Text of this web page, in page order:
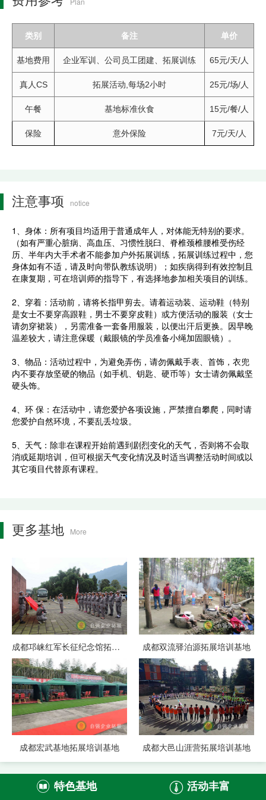
类别 备注 单价
基地费用 企业军训、公司员工团建、拓展训练 65元/天/人
真人CS 拓展活动,每场2小时 25元/场/人
午餐 基地标准伙食 15元/餐/人
保险 意外保险 7元/天/人
注意事项 notice
1、身体：所有项目均适用于普通成年人，对体能无特别的要求。
（如有严重心脏病、高血压、习惯性脱臼、脊椎颈椎腰椎受伤经
历、半年内大手术者不能参加户外拓展训练，拓展训练过程中，您
身体如有不适，请及时向带队教练说明）；如疾病得到有效控制且
在康复期，可在培训师的指导下，有选择地参加相关项目的训练。
2、穿着：活动前，请将长指甲剪去。请着运动装、运动鞋（特别
是女士不要穿高跟鞋，男士不要穿皮鞋）或方便活动的服装（女士
请勿穿裙装），另需准备一套备用服装，以便出汗后更换。因早晚
温差较大，请注意保暖（戴眼镜的学员准备小绳加固眼镜）。
3、物品：活动过程中，为避免弄伤，请勿佩戴手表、首饰，衣兜
内不要存放坚硬的物品（如手机、钥匙、硬币等）女士请勿佩戴坚
硬头饰。
4、环 保：在活动中，请您爱护各项设施，严禁擅自攀爬，同时请
您爱护自然环境，不要乱丢垃圾。
5、天气：除非在课程开始前遇到剧烈变化的天气，否则将不会取
消或延期培训，但可根据天气变化情况及时适当调整活动时间或以
其它项目代替原有课程。
更多基地 More
成都邛崃红军长征纪念馆拓展基地 成都双流驿泊源拓展培训基地
成都宏武基地拓展培训基地 成都大邑山涯营拓展培训基地
 特色基地  活动丰富